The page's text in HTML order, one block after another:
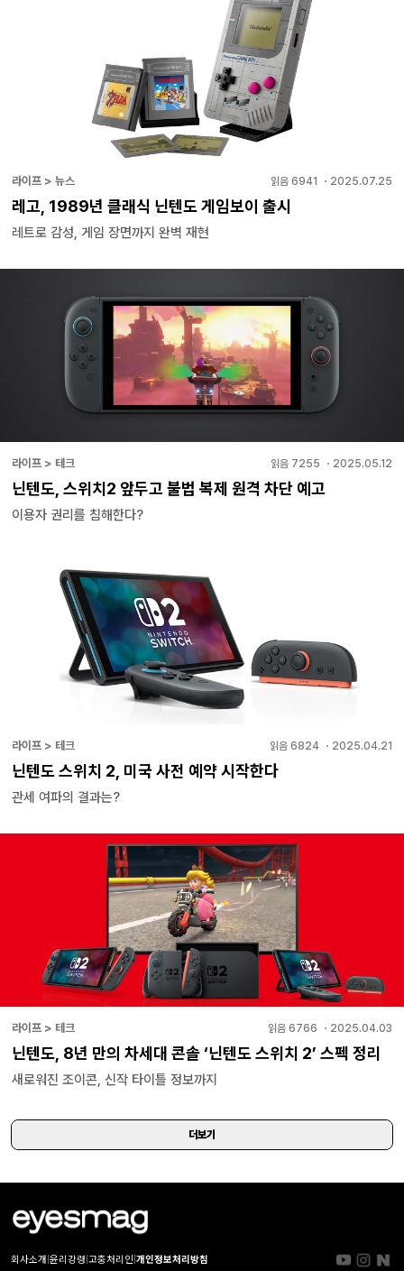
라이프 > 뉴스 읽음 6941 ・ 2025.07.25
레고, 1989년 클래식 닌텐도 게임보이 출시
레트로 감성, 게임 장면까지 완벽 재현
라이프 > 테크 읽음 7255 ・ 2025.05.12
닌텐도, 스위치2 앞두고 불법 복제 원격 차단 예고
이용자 권리를 침해한다?
라이프 > 테크 읽음 6824 ・ 2025.04.21
닌텐도 스위치 2, 미국 사전 예약 시작한다
관세 여파의 결과는?
라이프 > 테크 읽음 6766 ・ 2025.04.03
닌텐도, 8년 만의 차세대 콘솔 ‘닌텐도 스위치 2’ 스펙 정리
새로워진 조이콘, 신작 타이틀 정보까지
더보기
회사소개 윤리강령 고충처리인 개인정보처리방침